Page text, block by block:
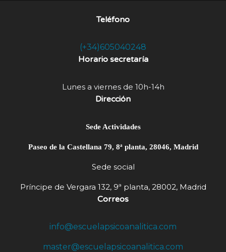
Teléfono
(+34)605040248
Horario secretaría
Lunes a viernes de 10h-14h
Dirección
Sede Actividades
Paseo de la Castellana 79, 8ª planta, 28046, Madrid
Sede social
Príncipe de Vergara 132, 9ª planta, 28002, Madrid
Correos
info@escuelapsicoanalitica.com
master@escuelapsicoanalitica.com